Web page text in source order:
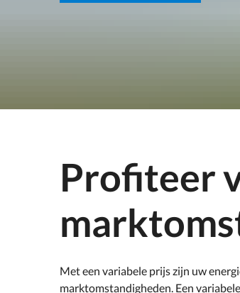
Profiteer
Met een variabele prijs zijn uw
marktomstandigheden. Een